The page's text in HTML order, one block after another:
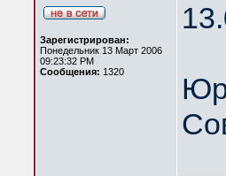
Зарегистрирован:
Понедельник 13 Март 2006
09:23:32 PM
Сообщения: 1320